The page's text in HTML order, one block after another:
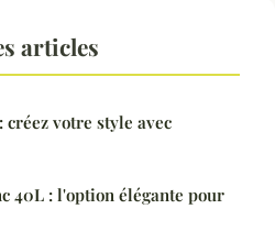
articles
créez votre style avec
40L : l'option élégante pour